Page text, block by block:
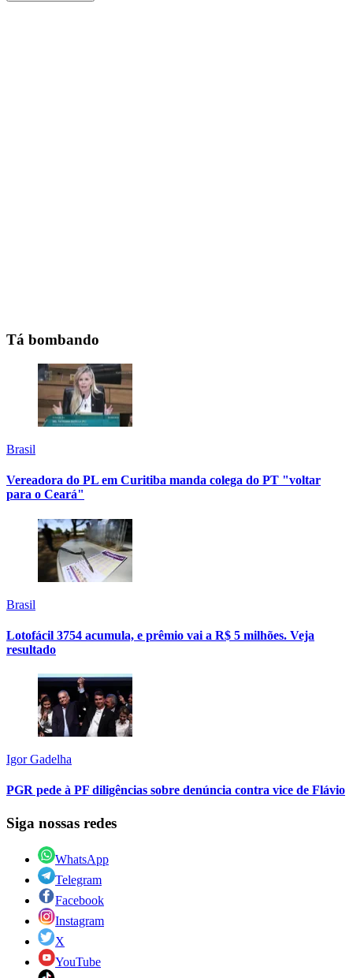
Tá bombando
Brasil
Vereadora do PL em Curitiba manda colega do PT "voltar
para o Ceará"
Brasil
Lotofácil 3754 acumula, e prêmio vai a R$ 5 milhões. Veja
resultado
Igor Gadelha
PGR pede à PF diligências sobre denúncia contra vice de Flávio
Siga nossas redes
WhatsApp
Telegram
Facebook
Instagram
X
YouTube